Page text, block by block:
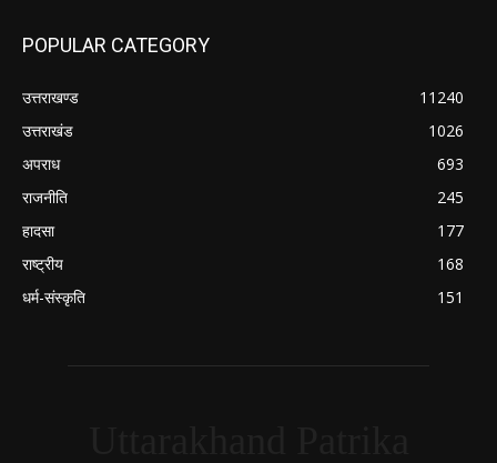
POPULAR CATEGORY
उत्तराखण्ड
11240
उत्तराखंड
1026
अपराध
693
राजनीति
245
हादसा
177
राष्ट्रीय
168
धर्म-संस्कृति
151